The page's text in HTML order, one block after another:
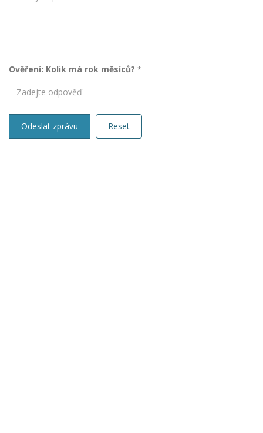
Ověření: Kolik má rok měsíců? *
Odeslat zprávu Reset